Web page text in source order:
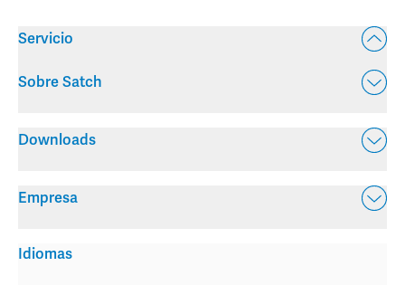
Servicio
Sobre Satch
Downloads
Empresa
Idiomas